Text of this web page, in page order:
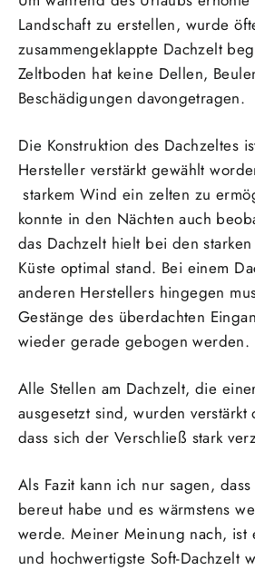
Landschaft zu erstellen, wurde
zusammengeklappte Dachzelt
Zeltboden hat keine Dellen,
Beschädigungen davongetragen.
Die Konstruktion des Dachzeltes
Hersteller verstärkt gewählt
starkem Wind ein zelten zu
konnte in den Nächten auch
das Dachzelt hielt bei den
Küste optimal stand. Bei einem
anderen Herstellers hingegen
Gestänge des überdachten
wieder gerade gebogen werden.
Alle Stellen am Dachzelt, die
ausgesetzt sind, wurden
dass sich der Verschließ stark
Als Fazit kann ich nur sagen,
bereut habe und es wärmstens
werde. Meiner Meinung nach, ist
und hochwertigste Soft-Dachzelt